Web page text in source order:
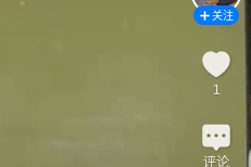
关注
1
评论